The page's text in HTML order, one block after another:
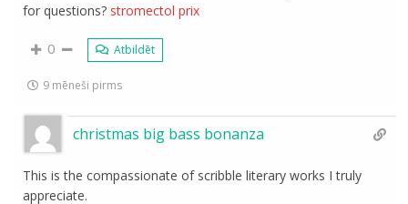
for questions? stromectol prix
0 Atbildēt
9 mēneši pirms
christmas big bass bonanza
This is the compassionate of scribble literary works I truly
appreciate.